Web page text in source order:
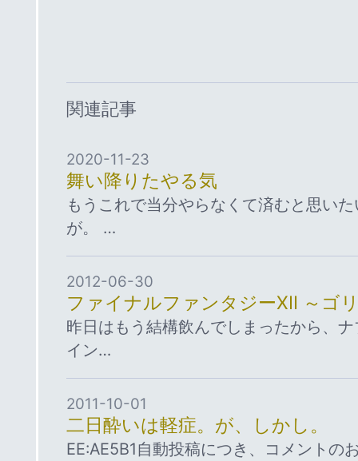
関連記事
2020-11-23
舞い降りたやる気
もうこれで当分やらなくて済むと思い
が。 …
2012-06-30
ファイナルファンタジーⅩⅡ ～ゴ
昨日はもう結構飲んでしまったから、
イン…
2011-10-01
二日酔いは軽症。が、しかし。
EE:AE5B1自動投稿につき、コメントの